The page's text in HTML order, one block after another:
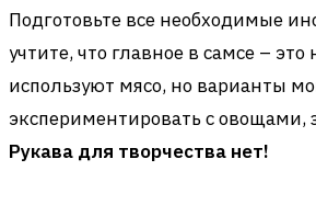
Подготовьте все необходимые
учтите, что главное в самсе –
используют мясо, но варианты
экспериментировать с
Рукава для творчества нет!